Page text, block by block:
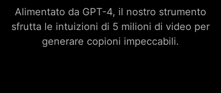
Alimentato da GPT-4, il nostro strumento
sfrutta le intuizioni di 5 milioni di video per
generare copioni impeccabili.